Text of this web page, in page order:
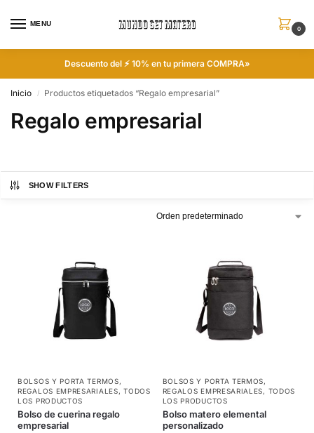
MENU
0
Descuento del ⚡ 10% en tu primera COMPRA»
Inicio / Productos etiquetados “Regalo empresarial”
Regalo empresarial
SHOW FILTERS
BOLSOS Y PORTA TERMOS,
REGALOS EMPRESARIALES,TODOS
LOS PRODUCTOS
Bolso de cuerina regalo
empresarial
BOLSOS Y PORTA TERMOS,
REGALOS EMPRESARIALES, TODOS
LOS PRODUCTOS
Bolso matero elemental
personalizado